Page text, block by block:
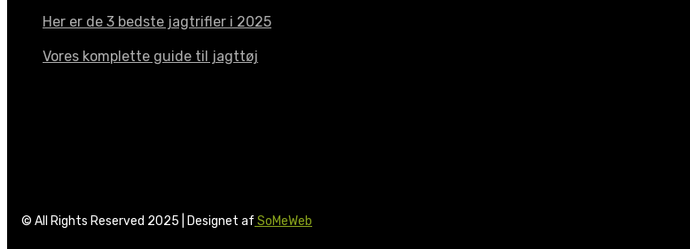
Her er de 3 bedste jagtrifler i 2025
Vores komplette guide til jagttøj
© All Rights Reserved 2025 | Designet af SoMeWeb